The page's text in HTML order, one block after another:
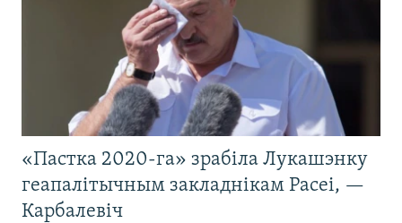
«Пастка 2020-га» зрабіла Лукашэнку
геапалітычным закладнікам Расеі, —
Карбалевіч